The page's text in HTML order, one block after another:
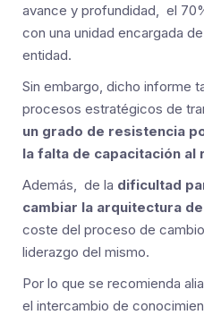
avance y profundidad, el
con una unidad encargada
entidad.
Sin embargo, dicho informe
procesos estratégicos de
un grado de resistencia
la falta de capacitación al
Además, de la dificultad
cambiar la arquitectura
coste del proceso de
liderazgo del mismo.
Por lo que se recomienda
el intercambio de